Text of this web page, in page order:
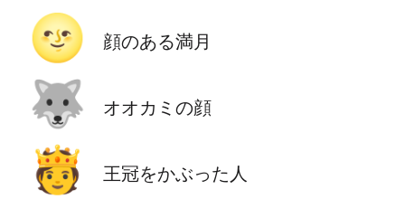
🌝 顔のある満月
🐺 オオカミの顔
🫅 王冠をかぶった人